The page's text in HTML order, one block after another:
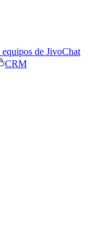
equipos de JivoChat
CRM